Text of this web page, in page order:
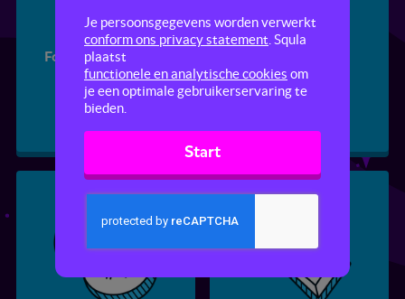
Forced perspective
Je persoonsgegevens worden verwerkt
conform ons privacy statement . Squla
plaatst
functionele en analytische cookies om
je een optimale gebruikerservaring te
bieden.
Start